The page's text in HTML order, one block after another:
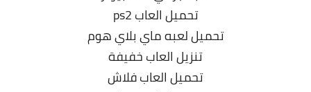
تحميل العاب ps2
تحميل لعبه ماي بلاي هوم
تنزيل العاب خفيفة
تحميل العاب فلاش